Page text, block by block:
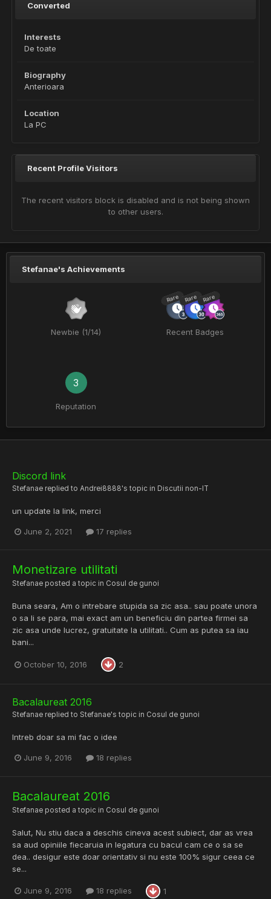
Converted
Interests
De toate
Biography
Anterioara
Location
La PC
Recent Profile Visitors
The recent visitors block is disabled and is not being shown
to other users.
Stefanae's Achievements
Newbie (1/14)
Rare Rare Rare
Recent Badges
3
Reputation
Discord link
Stefanae replied to Andrei8888's topic in Discutii non-IT
un update la link, merci
June 2, 2021 17 replies
Monetizare utilitati
Stefanae posted a topic in Cosul de gunoi
Buna seara, Am o intrebare stupida sa zic asa.. sau poate unora
o sa li se para, mai exact am un beneficiu din partea firmei sa
zic asa unde lucrez, gratuitate la utilitati.. Cum as putea sa iau
bani...
October 10, 2016 2
Bacalaureat 2016
Stefanae replied to Stefanae's topic in Cosul de gunoi
Intreb doar sa mi fac o idee
June 9, 2016 18 replies
Bacalaureat 2016
Stefanae posted a topic in Cosul de gunoi
Salut, Nu stiu daca a deschis cineva acest subiect, dar as vrea
sa aud opiniile fiecaruia in legatura cu bacul cam ce o sa se
dea.. desigur este doar orientativ si nu este 100% sigur ceea ce
se...
June 9, 2016 18 replies 1